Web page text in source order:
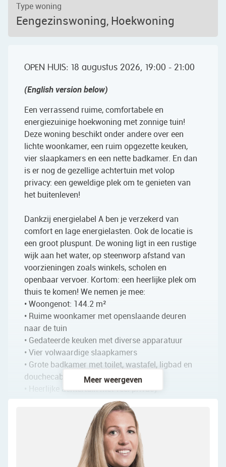
Type woning
Eengezinswoning, Hoekwoning
OPEN HUIS: 18 augustus 2026, 19:00 - 21:00
(English version below)
Een verrassend ruime, comfortabele en
energiezuinige hoekwoning met zonnige tuin!
Deze woning beschikt onder andere over een
lichte woonkamer, een ruim opgezette keuken,
vier slaapkamers en een nette badkamer. En dan
is er nog de gezellige achtertuin met volop
privacy: een geweldige plek om te genieten van
het buitenleven!
Dankzij energielabel A ben je verzekerd van
comfort en lage energielasten. Ook de locatie is
een groot pluspunt. De woning ligt in een rustige
wijk aan het water, op steenworp afstand van
voorzieningen zoals winkels, scholen en
openbaar vervoer. Kortom: een heerlijke plek om
thuis te komen! We nemen je mee:
• Woongenot: 144.2 m²
• Ruime woonkamer met openslaande deuren
naar de tuin
• Gedateerde keuken met diverse apparatuur
• Vier volwaardige slaapkamers
• Grote badkamer met toilet, wastafel, ligbad en
douchecabine
• Heerlijke achtertuin met veel privacy
• Naar eigen smaak te moderniseren
Indeling van de woning:
Meer weergeven